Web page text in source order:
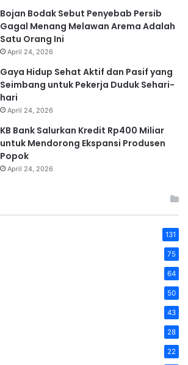
Bojan Bodak Sebut Penyebab Persib
Gagal Menang Melawan Arema Adalah
Satu Orang Ini
April 24, 2026
Gaya Hidup Sehat Aktif dan Pasif yang
Seimbang untuk Pekerja Duduk Sehari-
hari
April 24, 2026
KB Bank Salurkan Kredit Rp400 Miliar
untuk Mendorong Ekspansi Produsen
Popok
April 24, 2026
131
75
64
50
43
28
22